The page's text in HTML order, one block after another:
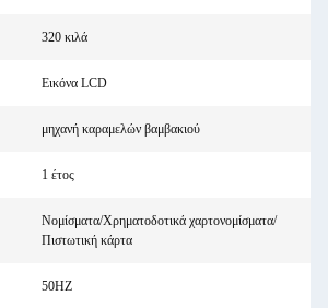
320 κιλά
Εικόνα LCD
μηχανή καραμελών βαμβακιού
1 έτος
Νομίσματα/Χρηματοδοτικά χαρτονομίσματα/
Πιστωτική κάρτα
50HZ